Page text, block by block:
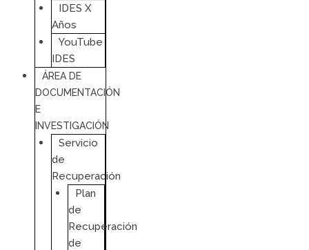
IDES X
Años
YouTube
IDES
ÁREA DE
DOCUMENTACIÓN
E
INVESTIGACIÓN
Servicio
de
Recuperación
Plan
de
Recuperación
de